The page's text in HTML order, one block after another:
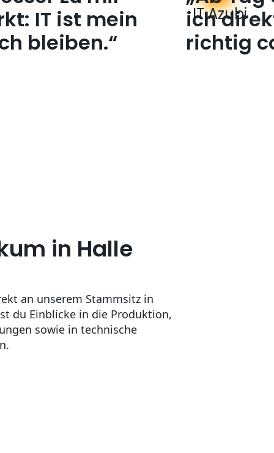
IT Azubi
IT ist mein
bleiben.“
ich
richtig
in Halle
an unserem Stammsitz in
du Einblicke in die Produktion,
sowie in technische